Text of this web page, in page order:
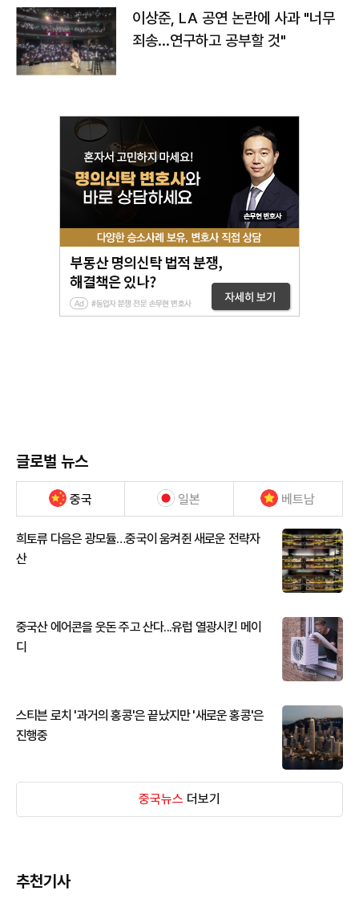
이상준, LA 공연 논란에 사과 "너무
죄송…연구하고 공부할 것"
글로벌 뉴스
중국 일본 베트남
희토류 다음은 광모듈…중국이 움켜쥔 새로운 전략자
산
중국산 에어콘을 웃돈 주고 산다...유럽 열광시킨 메이
디
스티븐 로치 '과거의 홍콩'은 끝났지만 '새로운 홍콩'은
진행중
중국뉴스 더보기
추천기사